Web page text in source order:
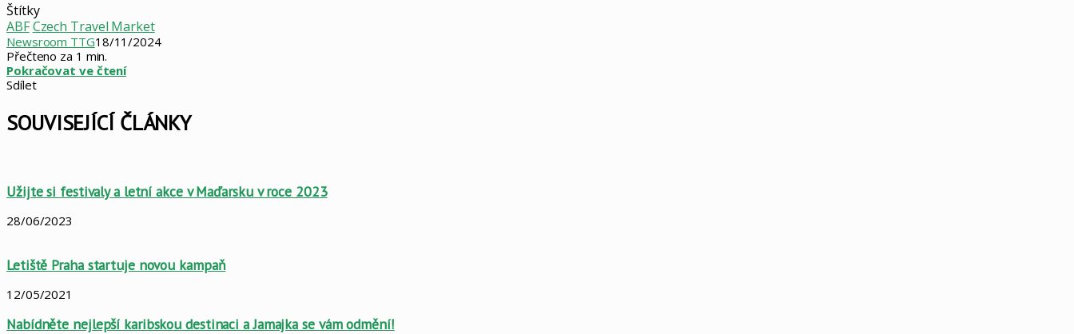
Štítky
ABFCzech Travel Market
Newsroom TTG18/11/2024
Přečteno za 1 min.
Pokračovat ve čtení
Sdílet
mailem
SOUVISEJÍCÍ ČLÁNKY
Užijte si festivaly a letní akce v Maďarsku v roce 2023
28/06/2023
Letiště Praha startuje novou kampaň
12/05/2021
Nabídněte nejlepší karibskou destinaci a Jamajka se vám odmění!